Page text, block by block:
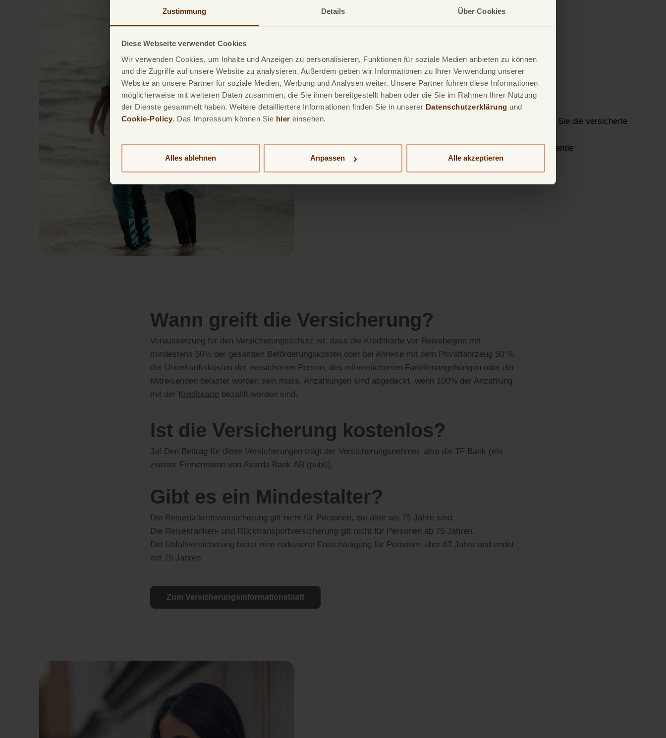
Zustimmung Details Über Cookies
Diese Webseite verwendet Cookies
Wir verwenden Cookies, um Inhalte und Anzeigen zu personalisieren, Funktionen für soziale Medien anbieten zu können
und die Zugriffe auf unsere Website zu analysieren. Außerdem geben wir Informationen zu Ihrer Verwendung unserer
Website an unsere Partner für soziale Medien, Werbung und Analysen weiter. Unsere Partner führen diese Informationen
möglicherweise mit weiteren Daten zusammen, die Sie ihnen bereitgestellt haben oder die Sie im Rahmen Ihrer Nutzung
der Dienste gesammelt haben. Weitere detailliertere Informationen finden Sie in unserer Datenschutzerklärung und
Cookie-Policy. Das Impressum können Sie hier einsehen.
Alles ablehnen Anpassen Alle akzeptieren
Mitreisende
sind Sie die versicherte
greift der Versicherungsschutz auch auf die mitreisende
Wann greift die Versicherung?
Voraussetzung für den Versicherungsschutz ist, dass die Kreditkarte vor Reisebeginn mit
mindestens 50% der gesamten Beförderungskosten oder bei Anreise mit dem Privatfahrzeug 50 %
der Unterkunftskosten der versicherten Person, des mitversicherten Familienangehörigen oder der
Mitreisenden belastet worden sein muss. Anzahlungen sind abgedeckt, wenn 100% der Anzahlung
mit der Kreditkarte bezahlt worden sind.
Ist die Versicherung kostenlos?
Ja! Den Beitrag für diese Versicherungen trägt der Versicherungsnehmer, also die TF Bank (ein
zweiter Firmenname von Avarda Bank AB (publ)) .
Gibt es ein Mindestalter?
Die Reiserücktrittsversicherung gilt nicht für Personen, die älter als 75 Jahre sind.
Die Reisekranken- und Rücktransportversicherung gilt nicht für Personen ab 75 Jahren.
Die Unfallversicherung bietet eine reduzierte Entschädigung für Personen über 67 Jahre und endet
mit 75 Jahren.
Zum Versicherungsinformationsblatt